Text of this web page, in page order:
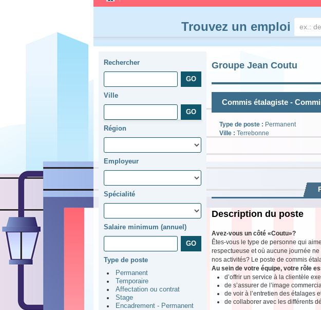
Trouvez un emploi
Rechercher
Ville
Région
Employeur
Spécialité
Salaire minimum (annuel)
Type de poste
Permanent
Temporaire
Affectation ou contrat
Stage
Encadrement - Permanent
Groupe Jean Coutu
Commis étalagiste -
Type de poste : Permanent
Ville : Terrebonne
Description du poste
Avez-vous un côté «Coutu»?
Êtes-vous le type de personne qui
respectueuse et où aucune journée
nos activités? Le poste de commis
Au sein de votre équipe, votre rôle
d’offrir un service à la clientèle
de s’assurer de l’image
de voir à l’entretien des étalages
de collaborer avec les différents